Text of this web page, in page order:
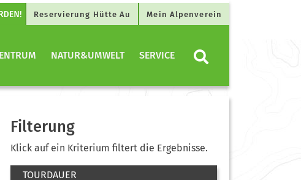
Reservierung Hütte Au Mein Alpenverein
NATUR&UMWELT SERVICE
Filterung
Klick auf ein Kriterium filtert die Ergebnisse.
TOURDAUER